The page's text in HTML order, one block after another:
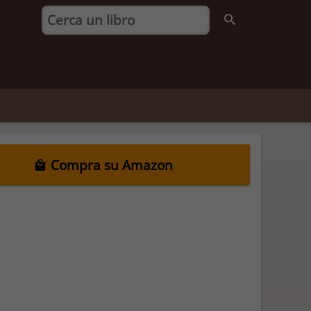
Compra su Amazon